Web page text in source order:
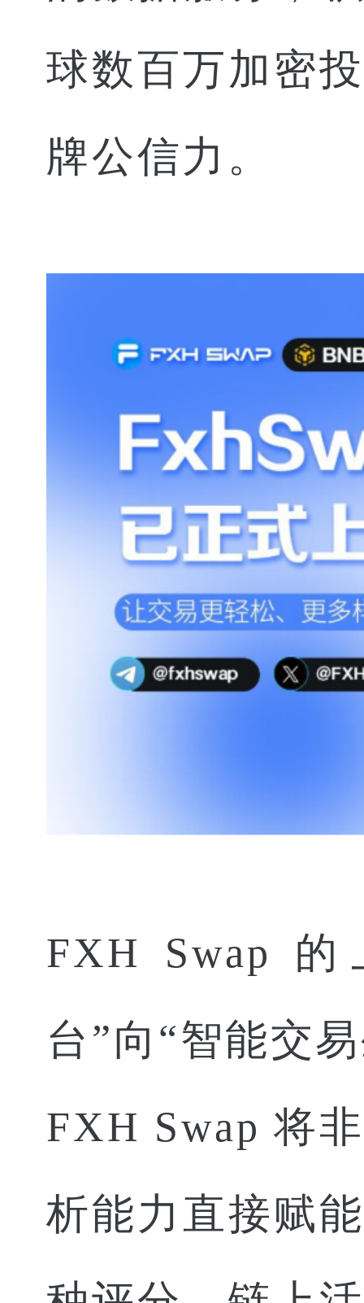
球数百万加密
牌公信力。
FXH Swap
台”向“智能交
FXH Swap 将
析能力直接赋